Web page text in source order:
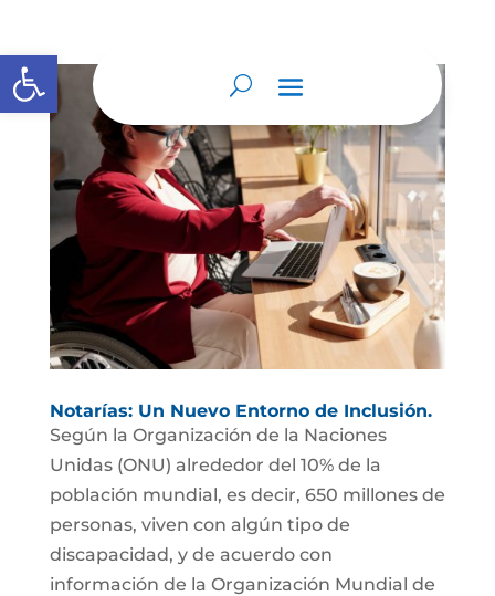
Abrir barra de herramientas
Notarías: Un Nuevo Entorno de Inclusión.
Según la Organización de la Naciones
Unidas (ONU) alrededor del 10% de la
población mundial, es decir, 650 millones de
personas, viven con algún tipo de
discapacidad, y de acuerdo con
información de la Organización Mundial de